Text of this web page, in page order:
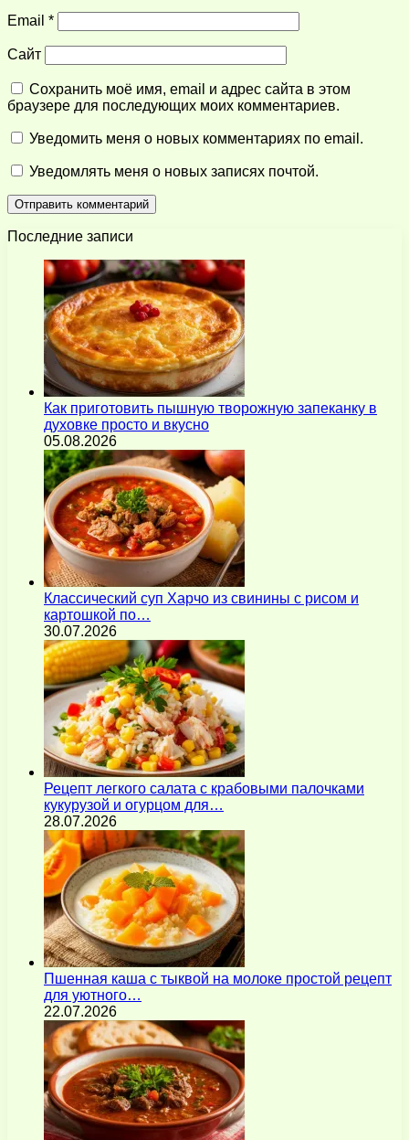
Email *
Сайт
Сохранить моё имя, email и адрес сайта в этом
браузере для последующих моих комментариев.
Уведомить меня о новых комментариях по email.
Уведомлять меня о новых записях почтой.
Последние записи
Как приготовить пышную творожную запеканку в
духовке просто и вкусно
05.08.2026
Классический суп Харчо из свинины с рисом и
картошкой по…
30.07.2026
Рецепт легкого салата с крабовыми палочками
кукурузой и огурцом для…
28.07.2026
Пшенная каша с тыквой на молоке простой рецепт
для уютного…
22.07.2026